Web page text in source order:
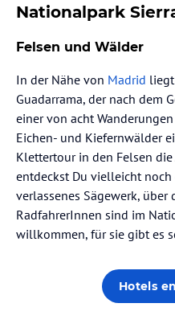
Nationalpark
Felsen und Wälder
In der Nähe von Madrid
Guadarrama, der nach dem
einer von acht
Eichen- und Kiefernwälder
Klettertour in den Felsen
entdeckst Du vielleicht
verlassenes Sägewerk, über
RadfahrerInnen sind im
willkommen, für sie gibt es
Hotels